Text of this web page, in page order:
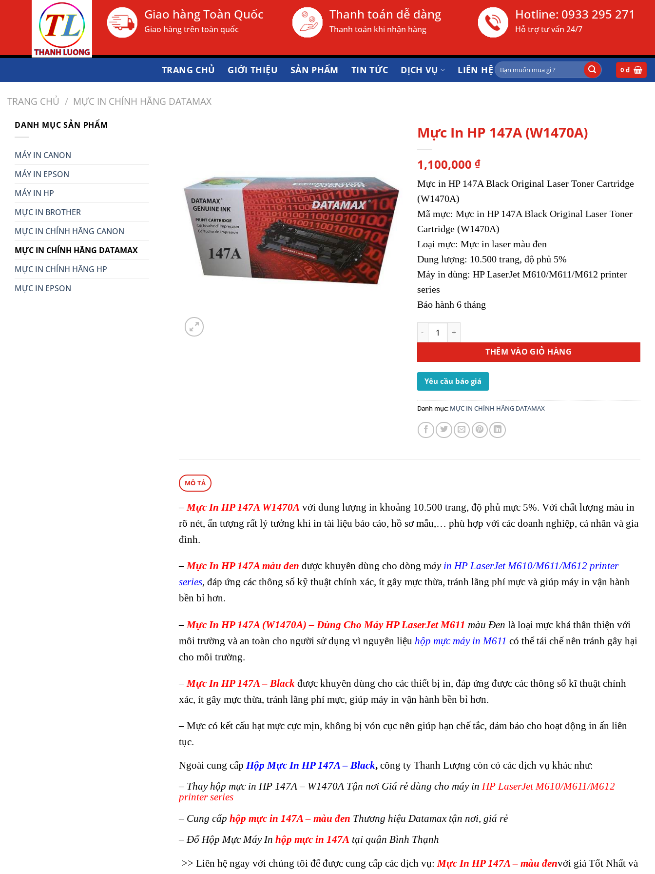
Giao hàng Toàn Quốc
Giao hàng trên toàn quốc
Thanh toán dễ dàng
Thanh toán khi nhận hàng
Hotline: 0933 295 271
Hỗ trợ tư vấn 24/7
TRANG CHỦ GIỚI THIỆU SẢN PHẨM TIN TỨC DỊCH VỤ LIÊN HỆ Tìm
kiếm:
0₫
TRANG CHỦ / MỰC IN CHÍNH HÃNG DATAMAX
DANH MỤC SẢN PHẨM
MÁY IN CANON
MÁY IN EPSON
MÁY IN HP
MỰC IN BROTHER
MỰC IN CHÍNH HÃNG CANON
MỰC IN CHÍNH HÃNG DATAMAX
MỰC IN CHÍNH HÃNG HP
MỰC IN EPSON
Mực In HP 147A (W1470A)
1,100,000 ₫
Mực in HP 147A Black Original Laser Toner Cartridge
(W1470A)
Mã mực: Mực in HP 147A Black Original Laser Toner
Cartridge (W1470A)
Loại mực: Mực in laser màu đen
Dung lượng: 10.500 trang, độ phủ 5%
Máy in dùng: HP LaserJet M610/M611/M612 printer
series
Bảo hành 6 tháng
Mực In HP 147A (W1470A) số lượng
THÊM VÀO GIỎ HÀNG
Yêu cầu báo giá
Danh mục: MỰC IN CHÍNH HÃNG DATAMAX
MÔ TẢ
–Mực In HP 147A W1470A với dung lượng in khoảng 10.500 trang, độ phủ mực 5%. Với chất lượng màu in
rõ nét, ấn tượng rất lý tưởng khi in tài liệu báo cáo, hồ sơ mẫu,… phù hợp với các doanh nghiệp, cá nhân và gia
đình.
–Mực In HP 147A màu đen được khuyên dùng cho dòng máyin HP LaserJet M610/M611/M612 printer
series, đáp ứng các thông số kỹ thuật chính xác, ít gây mực thừa, tránh lãng phí mực và giúp máy in vận hành
bền bỉ hơn.
– Mực In HP 147A (W1470A) – Dùng Cho Máy HP LaserJet M611 màu Đen là loại mực khá thân thiện với
môi trường và an toàn cho người sử dụng vì nguyên liệu hộp mực máy in M611 có thể tái chế nên tránh gây hại
cho môi trường.
– Mực In HP 147A – Black được khuyên dùng cho các thiết bị in, đáp ứng được các thông số kĩ thuật chính
xác, ít gây mực thừa, tránh lãng phí mực, giúp máy in vận hành bền bỉ hơn.
– Mực có kết cấu hạt mực cực mịn, không bị vón cục nên giúp hạn chế tắc, đảm bảo cho hoạt động in ấn liên
tục.
Ngoài cung cấp Hộp Mực In HP 147A – Black, công ty Thanh Lượng còn có các dịch vụ khác như:
– Thay hộp mực in HP 147A – W1470A Tận nơi Giá rẻ dùng cho máy in HP LaserJet M610/M611/M612
printer series
– Cung cấp hộp mực in 147A – màu đen Thương hiệu Datamax tận nơi, giá rẻ
– Đổ Hộp Mực Máy In hộp mực in 147A tại quận Bình Thạnh
>> Liên hệ ngay với chúng tôi để được cung cấp các dịch vụ:Mực In HP 147A – màu đenvới giá Tốt Nhất và